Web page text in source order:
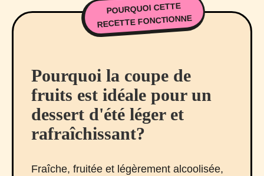
POURQUOI CETTE
RECETTE FONCTIONNE
Pourquoi la coupe de
fruits est idéale pour un
dessert d'été léger et
rafraîchissant?
Fraîche, fruitée et légèrement alcoolisée,